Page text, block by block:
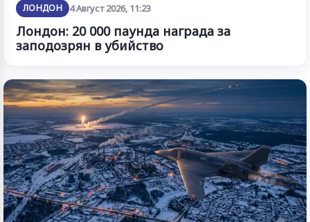
ЛОНДОН 4 Август 2026, 11:23
Лондон: 20 000 паунда награда за
заподозрян в убийство